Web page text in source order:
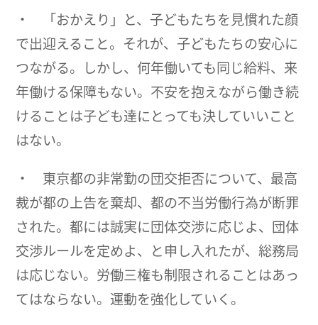
・ 「おかえり」と、子どもたちを見慣れた顔
で出迎えること。それが、子どもたちの安心に
つながる。しかし、何年働いても同じ給料、来
年働ける保障もない。不安を抱えながら働き続
けることは子ども達にとっても決していいこと
はない。
・ 東京都の非常勤の団交拒否について、最高
裁が都の上告を棄却、都の不当労働行為が断罪
された。都には誠実に団体交渉に応じよ、団体
交渉ルールを定めよ、と申し入れたが、総務局
は応じない。労働三権も制限されることはあっ
てはならない。運動を強化していく。